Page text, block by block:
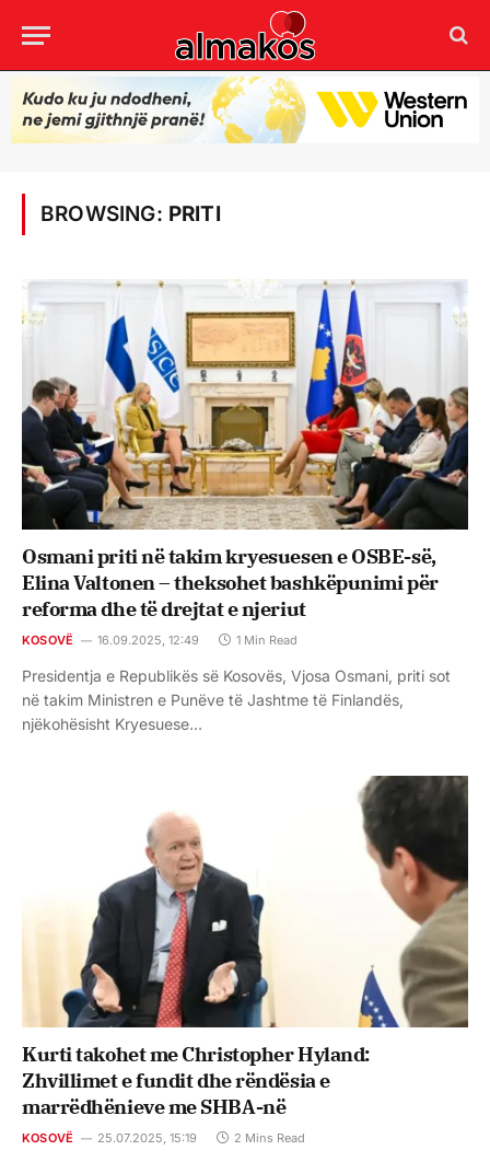
BROWSING: PRITI
Osmani priti në takim kryesuesen e OSBE-së,
Elina Valtonen – theksohet bashkëpunimi për
reforma dhe të drejtat e njeriut
KOSOVË 16.09.2025, 12:49 1 Min Read
Presidentja e Republikës së Kosovës, Vjosa Osmani, priti sot
në takim Ministren e Punëve të Jashtme të Finlandës,
njëkohësisht Kryesuese…
Kurti takohet me Christopher Hyland:
Zhvillimet e fundit dhe rëndësia e
marrëdhënieve me SHBA-në
KOSOVË 25.07.2025, 15:19 2 Mins Read